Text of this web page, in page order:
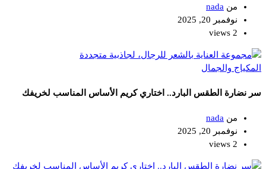
من nada
نوفمبر 20, 2025
2 views
المكياج والجمال
سر نضارة الطقس البارد.. اختاري كريم الأساس المناسب لخريفك
من nada
نوفمبر 20, 2025
2 views